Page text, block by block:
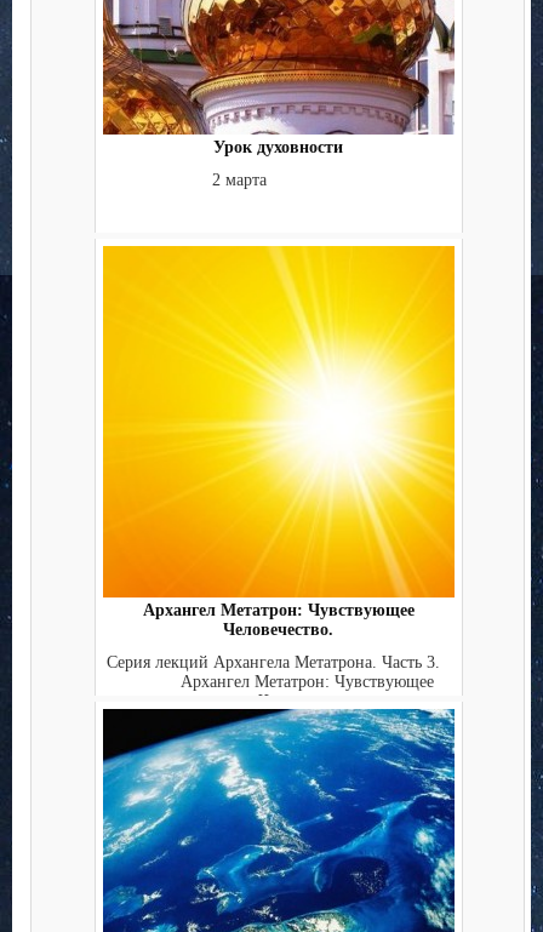
Урок духовности
2 марта
Архангел Метатрон: Чувствующее
Человечество.
Серия лекций Архангела Метатрона. Часть 3.
Архангел Метатрон: Чувствующее
Чел...